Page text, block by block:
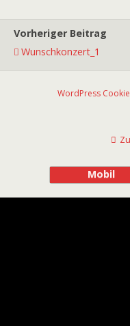
Vorheriger Beitrag
Wunschkonzert_1
WordPress
Mobil